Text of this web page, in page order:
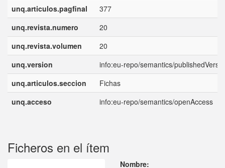
unq.articulos.pagfinal
377
unq.revista.numero
20
unq.revista.volumen
20
unq.version
info:eu-repo/semantics/
unq.articulos.seccion
Fichas
unq.acceso
info:eu-repo/semantics/openAccess
Ficheros en el ítem
Nombre: